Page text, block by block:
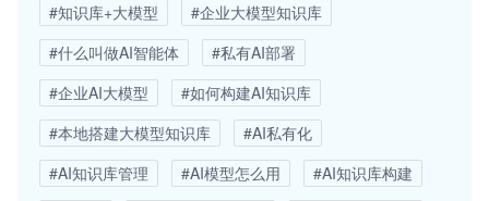
#知识库+大模型
#企业大模型知识库
#什么叫做AI智能体
#私有AI部署
#企业AI大模型
#如何构建AI知识库
#本地搭建大模型知识库
#AI私有化
#AI知识库管理
#AI模型怎么用
#AI知识库构建